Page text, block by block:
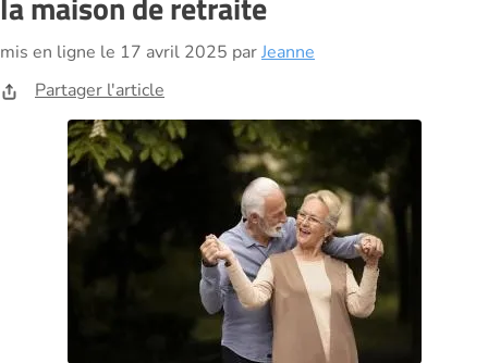
mis en ligne le 17 avril 2025 parJeanne
Partager l'article